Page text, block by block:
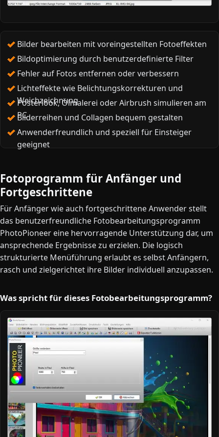
Bilder bearbeiten mit voreingestellten Fotoeffekten
Bildoptimierung durch benutzerdefinierte Filter
Fehler auf Fotos entfernen oder verbessern
Lichteffekte wie Belichtungskorrekturen und
Weichzeichnung
Posterlook, Ölmalerei oder Airbrush simulieren am
PC
Bilderreihen und Collagen bequem gestalten
Anwenderfreundlich und speziell für Einsteiger
geeignet
Fotoprogramm für Anfänger und
Fortgeschrittene
Für Anfänger wie auch fortgeschrittene Anwender stellt
das benutzerfreundliche Fotobearbeitungsprogramm
PhotoPioneer eine hervorragende Unterstützung dar, um
ansprechende Ergebnisse zu erzielen. Die logisch
strukturierte Menüführung erlaubt es selbst Anfängern,
rasch und zielgerichtet ihre Bilder individuell anzupassen.
Was spricht für dieses Fotobearbeitungsprogramm?